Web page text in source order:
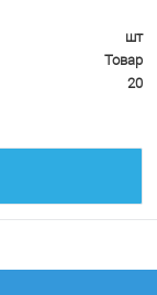
шт
Товар
20